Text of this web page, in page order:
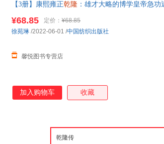
【3册】康熙雍正乾隆 ：雄才大略的博学皇帝急
¥68.85 定价： ¥68.85
馨悦图书专营店
徐苑琳 /2022-06-01 /中国纺织出版社
加入购物车 收藏